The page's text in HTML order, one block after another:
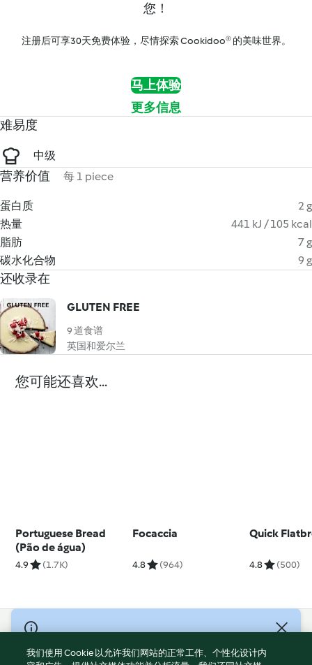
您！
注册后可享30天免费体验，尽情探索 Cookidoo® 的美味世界。
马上体验
更多信息
难易度
中级
营养价值 每 1 piece
蛋白质
2 g
热量
441 kJ / 105 kcal
脂肪
7 g
碳水化合物
9 g
还收录在
GLUTEN FREE
9 道食谱
英国和爱尔兰
您可能还喜欢...
Portuguese Bread
(Pão de água)
4.9 (1.7K)
Focaccia
4.8 (964)
Quick
4.8 (500)
© Copyright 2021-2023 福维克信息科技(上海)有限公司 版权所有
2026
我们使用 Cookie 以允许我们网站的正常工作、个性化设计内